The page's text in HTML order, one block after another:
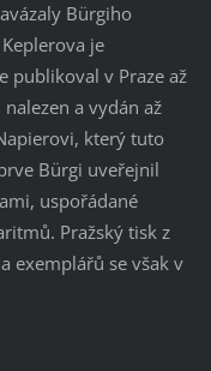
Bürgiho
je
publikoval v Praze až
a vydán až
který tuto
Bürgi uveřejnil
uspořádané
Pražský tisk z
exemplářů se však v